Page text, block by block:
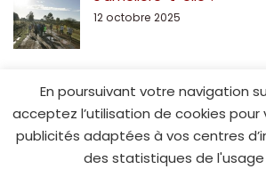
12 octobre 2025
© Spe15.fr - 2014
En poursuivant votre navigation
acceptez l’utilisation de cookies pour
publicités adaptées à vos centres
des statistiques de l'usage